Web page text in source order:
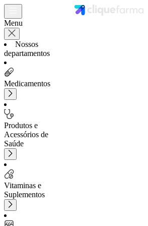
Menu
Nossos
departamentos
Medicamentos
Produtos e
Acessórios de
Saúde
Vitaminas e
Suplementos